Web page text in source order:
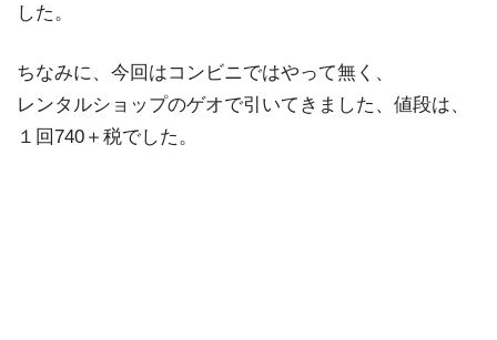
した。
ちなみに、今回はコンビニではやって無く、
レンタルショップのゲオで引いてきました、値段は、
１回740＋税でした。